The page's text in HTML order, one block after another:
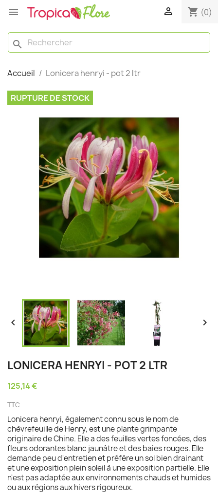
  shopping_cart (0)
search
Accueil Lonicera henryi - pot 2 ltr
RUPTURE DE STOCK
 
LONICERA HENRYI - POT 2 LTR
125,14 €
TTC
Lonicera henryi, également connu sous le nom de
chèvrefeuille de Henry, est une plante grimpante
originaire de Chine. Elle a des feuilles vertes foncées, des
fleurs odorantes blanc jaunâtre et des baies rouges. Elle
demande peu d'entretien et préfère un sol bien drainant
et une exposition plein soleil à une exposition partielle. Elle
n'est pas adaptée aux environnements chauds et humides
ou aux régions aux hivers rigoureux.